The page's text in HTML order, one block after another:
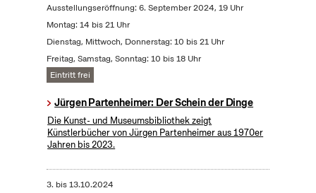
Ausstellungseröffnung: 6. September 2024, 19 Uhr
Montag: 14 bis 21 Uhr
Dienstag, Mittwoch, Donnerstag: 10 bis 21 Uhr
Freitag, Samstag, Sonntag: 10 bis 18 Uhr
Eintritt frei
Jürgen Partenheimer: Der Schein der Dinge
Die Kunst- und Museumsbibliothek zeigt
Künstlerbücher von Jürgen Partenheimer aus 1970er
Jahren bis 2023.
3. bis13.10.2024